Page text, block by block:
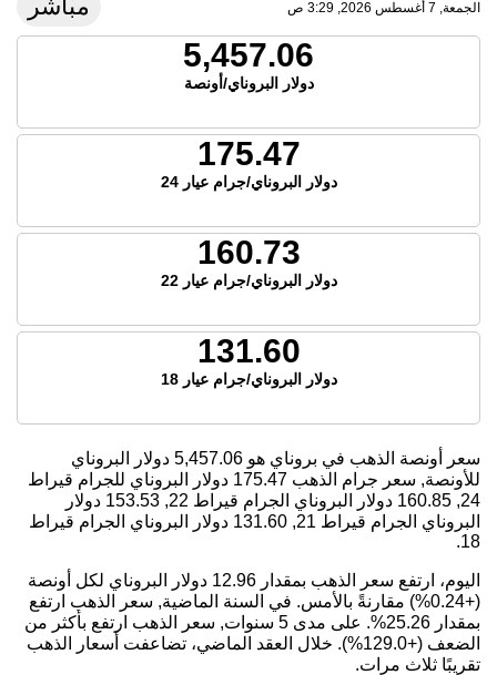
الجمعة, 7 أغسطس 2026, 3:29 ص مباشر
5,457.06
دولار البروناي/أونصة
175.47
دولار البروناي/جرام عيار 24
160.73
دولار البروناي/جرام عيار 22
131.60
دولار البروناي/جرام عيار 18
سعر أونصة الذهب في بروناي هو 5,457.06 دولار البروناي
للأونصة, سعر جرام الذهب 175.47 دولار البروناي للجرام قيراط
24,
160.85 دولار البروناي الجرام قيراط 22, 153.53 دولار
البروناي الجرام قيراط 21,
131.60 دولار البروناي الجرام قيراط
18.
اليوم، ارتفع سعر الذهب بمقدار 12.96 دولار البروناي لكل أونصة
(+0.24%) مقارنةً بالأمس. في السنة الماضية, سعر الذهب ارتفع
بمقدار 25.26%. على مدى 5 سنوات, سعر الذهب ارتفع بأكثر من
الضعف (+129.0%). خلال العقد الماضي، تضاعفت أسعار الذهب
تقريبًا ثلاث مرات.